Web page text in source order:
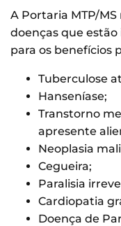
A Portaria MTP/MS
doenças que
para os benefícios
Tuberculose
Hanseníase;
Transtorno
apresente
Neoplasia
Cegueira;
Paralisia
Cardiopatia
Doença de